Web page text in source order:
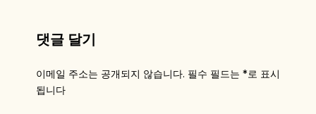
댓글 달기
이메일 주소는 공개되지 않습니다. 필수 필드는 *로 표시
됩니다